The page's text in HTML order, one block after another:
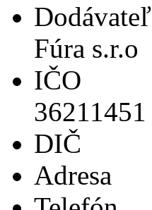
Dodávateľ
Fúra s.r.o
IČO
36211451
DIČ
Adresa